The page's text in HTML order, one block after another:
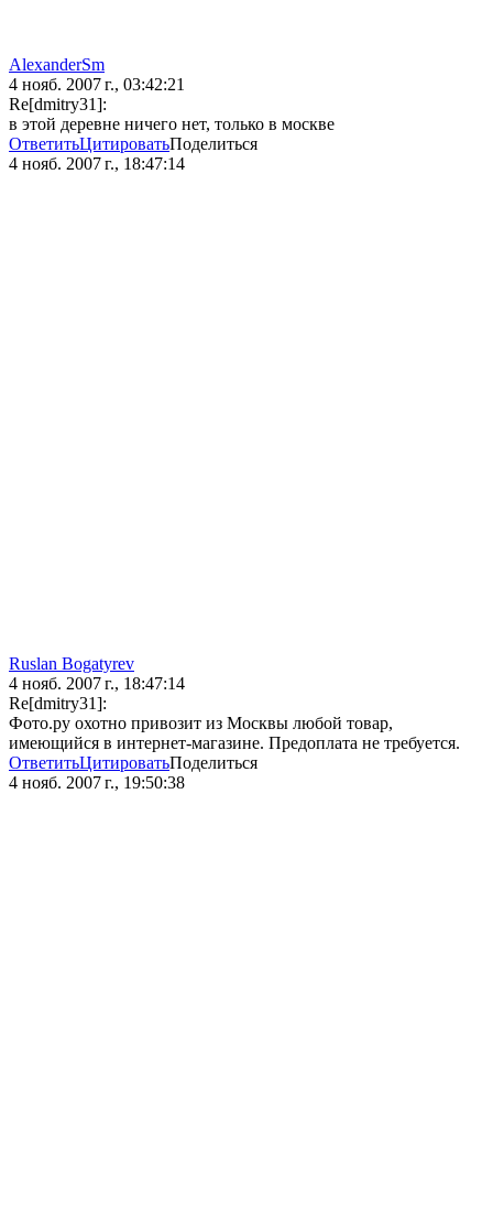
AlexanderSm
4 нояб. 2007 г., 03:42:21
Re[dmitry31]:
в этой деревне ничего нет, только в москве
ОтветитьЦитироватьПоделиться
4 нояб. 2007 г., 18:47:14
Ruslan Bogatyrev
4 нояб. 2007 г., 18:47:14
Re[dmitry31]:
Фото.ру охотно привозит из Москвы любой товар,
имеющийся в интернет-магазине. Предоплата не требуется.
ОтветитьЦитироватьПоделиться
4 нояб. 2007 г., 19:50:38